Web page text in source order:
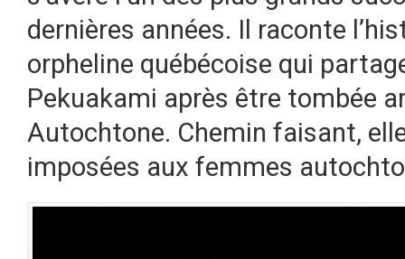
dernières années. Il raconte
orpheline québécoise qui
Pekuakami après être tombée
Autochtone. Chemin faisant,
imposées aux femmes